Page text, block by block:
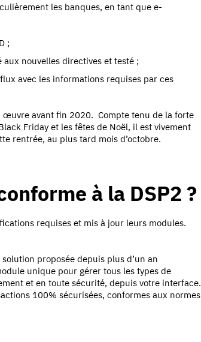
les banques, en tant que e-
;
aux nouvelles directives et testé ;
avec les informations requises par ces
œuvre avant fin 2020. Compte tenu de la forte
Friday et les fêtes de Noël, il est vivement
rentrée, au plus tard mois d’octobre.
à la DSP2 ?
requises et mis à jour leurs modules.
solution proposée depuis plus d’un an
unique pour gérer tous les types de
et en toute sécurité, depuis votre interface.
100% sécurisées, conformes aux normes